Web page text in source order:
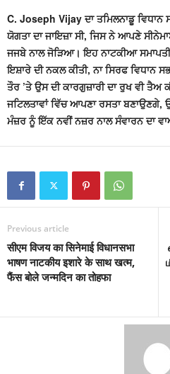
C. Joseph Vijay ਦਾ ਤਮਿਲਨਾਡੂ ਵਿਧਾਨ
ਯੋਗਤਾ ਦਾ ਜਾਇਜ਼ਾ ਸੀ, ਜਿਸ ਨੇ ਆਪਣੇ
ਜਜਬੇ ਨਾਲ ਜੋੜਿਆ। ਇਹ ਨਾਟਕੀਆ
ਇਸ਼ਾਰੇ ਦੀ ਨਕਲ ਕੀਤੀ, ਨਾ ਸਿਰਫ ਵਿਧਾਨ
ਤੌਰ ’ਤੇ ਉਸ ਦੀ ਕਾਰਗੁਜ਼ਾਰੀ ਦਾ ਰੁਖ ਵੀ ਤੈਅ
ਜਟਿਲਤਾਵਾਂ ਵਿੱਚ ਆਪਣਾ ਰਸਤਾ ਬਣਾਉਣਗੇ,
ਮੰਜ਼ਰ ਨੂੰ ਇੱਕ ਨਵੀਂ ਨਜ਼ਰ ਨਾਲ ਸੰਵਾਰਨ ਦਾ
Previous article
सीएम विजय का सिनेमाई विधानसभा
भाषण नाटकीय इशारे के साथ खत्म,
फैंस बोले जन्मदिन का तोहफा